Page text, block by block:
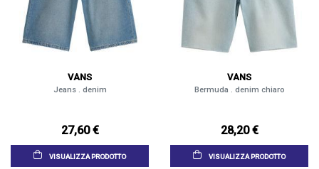
VANS
Jeans . denim
27,60 €
VISUALIZZA PRODOTTO
VANS
Bermuda . denim chiaro
28,20 €
VISUALIZZA PRODOTTO